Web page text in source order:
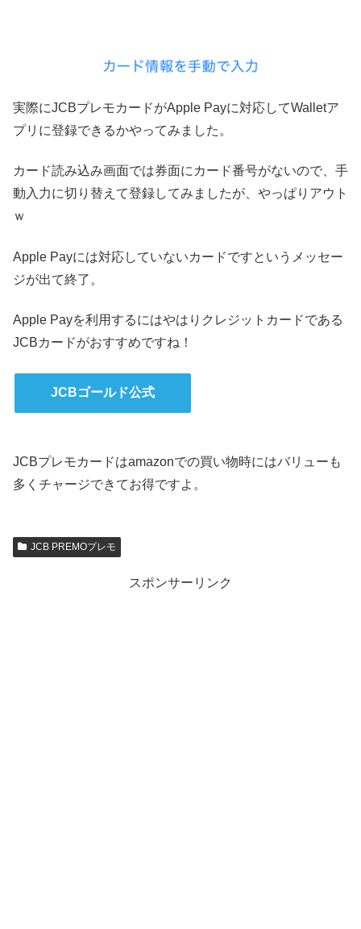
実際にJCBプレモカードがApple Payに対応してWalletア
プリに登録できるかやってみました。
カード読み込み画面では券面にカード番号がないので、手
動入力に切り替えて登録してみましたが、やっぱりアウト
ｗ
Apple Payには対応していないカードですというメッセー
ジが出て終了。
Apple Payを利用するにはやはりクレジットカードである
JCBカードがおすすめですね！
JCBゴールド公式
JCBプレモカードはamazonでの買い物時にはバリューも
多くチャージできてお得ですよ。
JCB PREMOプレモ
スポンサーリンク